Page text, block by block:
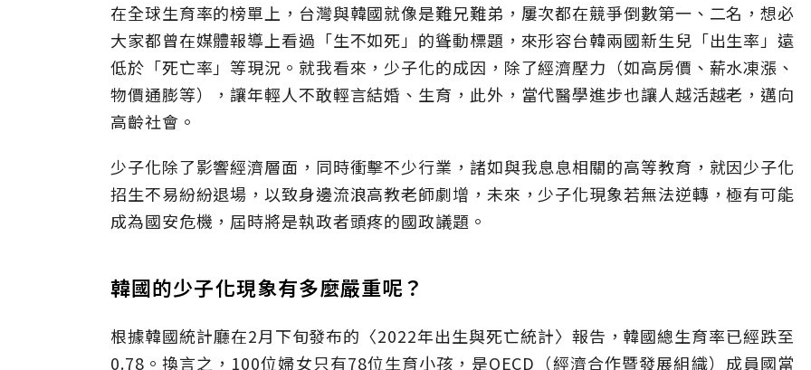
在全球生育率的榜單上，台灣與韓國就像是難兄難弟，屢次都在競爭倒數第一、二名，想必
大家都曾在媒體報導上看過「生不如死」的聳動標題，來形容台韓兩國新生兒「出生率」遠
低於「死亡率」等現況。就我看來，少子化的成因，除了經濟壓力（如高房價、薪水凍漲、
物價通膨等），讓年輕人不敢輕言結婚、生育，此外，當代醫學進步也讓人越活越老，邁向
高齡社會。
少子化除了影響經濟層面，同時衝擊不少行業，諸如與我息息相關的高等教育，就因少子化
招生不易紛紛退場，以致身邊流浪高教老師劇增，未來，少子化現象若無法逆轉，極有可能
成為國安危機，屆時將是執政者頭疼的國政議題。
韓國的少子化現象有多麼嚴重呢？
根據韓國統計廳在2月下旬發布的〈2022年出生與死亡統計〉報告，韓國總生育率已經跌至
0.78。換言之，100位婦女只有78位生育小孩，是OECD（經濟合作暨發展組織）成員國當